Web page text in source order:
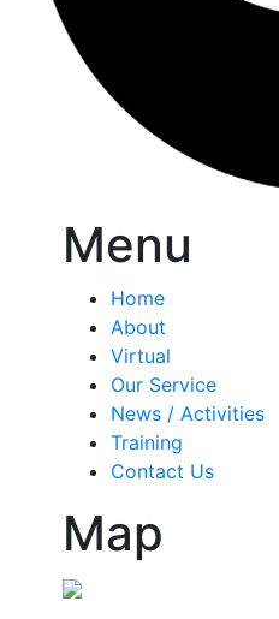
Menu
Home
About
Virtual
Our Service
News / Activities
Training
Contact Us
Map